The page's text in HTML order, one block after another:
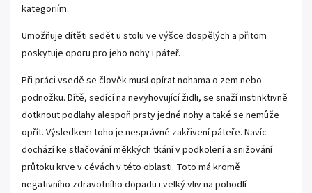
kategoriím.
Umožňuje dítěti sedět u stolu ve výšce dospělých a přitom
poskytuje oporu pro jeho nohy i páteř.
Při práci vsedě se člověk musí opírat nohama o zem nebo
podnožku. Dítě, sedící na nevyhovující židli, se snaží instinktivně
dotknout podlahy alespoň prsty jedné nohy a také se nemůže
opřít. Výsledkem toho je nesprávné zakřivení páteře. Navíc
dochází ke stlačování měkkých tkání v podkolení a snižování
průtoku krve v cévách v této oblasti. Toto má kromě
negativního zdravotního dopadu i velký vliv na pohodlí